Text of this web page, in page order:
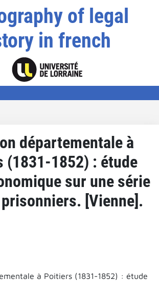
of legal
in french
départementale à
(1831-1852) : étude
sur une série
[Vienne].
à Poitiers (1831-1852) : étude